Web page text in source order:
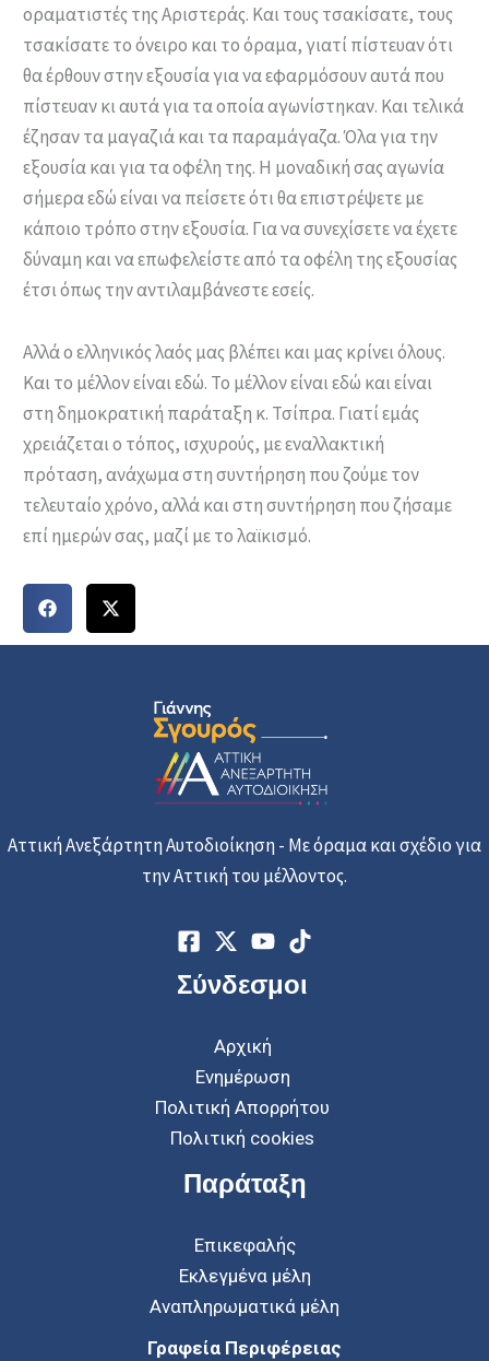
οραματιστές της Αριστεράς. Και τους τσακίσατε, τους
τσακίσατε το όνειρο και το όραμα, γιατί πίστευαν ότι
θα έρθουν στην εξουσία για να εφαρμόσουν αυτά που
πίστευαν κι αυτά για τα οποία αγωνίστηκαν. Και τελικά
έζησαν τα μαγαζιά και τα παραμάγαζα. Όλα για την
εξουσία και για τα οφέλη της. Η μοναδική σας αγωνία
σήμερα εδώ είναι να πείσετε ότι θα επιστρέψετε με
κάποιο τρόπο στην εξουσία. Για να συνεχίσετε να έχετε
δύναμη και να επωφελείστε από τα οφέλη της εξουσίας
έτσι όπως την αντιλαμβάνεστε εσείς.
Αλλά ο ελληνικός λαός μας βλέπει και μας κρίνει όλους.
Και το μέλλον είναι εδώ. Το μέλλον είναι εδώ και είναι
στη δημοκρατική παράταξη κ. Τσίπρα. Γιατί εμάς
χρειάζεται ο τόπος, ισχυρούς, με εναλλακτική
πρόταση, ανάχωμα στη συντήρηση που ζούμε τον
τελευταίο χρόνο, αλλά και στη συντήρηση που ζήσαμε
επί ημερών σας, μαζί με το λαϊκισμό.
Αττική Ανεξάρτητη Αυτοδιοίκηση - Με όραμα και σχέδιο για
την Αττική του μέλλοντος.
Σύνδεσμοι
Αρχική
Ενημέρωση
Πολιτική Απορρήτου
Πολιτική cookies
Παράταξη
Επικεφαλής
Εκλεγμένα μέλη
Αναπληρωματικά μέλη
Γραφεία Περιφέρειας